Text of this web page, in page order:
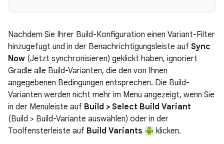
Nachdem Sie Ihrer Build-Konfiguration einen Variant-Filter
hinzugefügt und in der Benachrichtigungsleiste auf Sync
Now (Jetzt synchronisieren) geklickt haben, ignoriert
Gradle alle Build-Varianten, die den von Ihnen
angegebenen Bedingungen entsprechen. Die Build-
Varianten werden nicht mehr im Menü angezeigt, wenn Sie
in der Menüleiste auf Build > Select Build Variant
(Build > Build-Variante auswählen) oder in der
Toolfensterleiste auf Build Variants klicken.